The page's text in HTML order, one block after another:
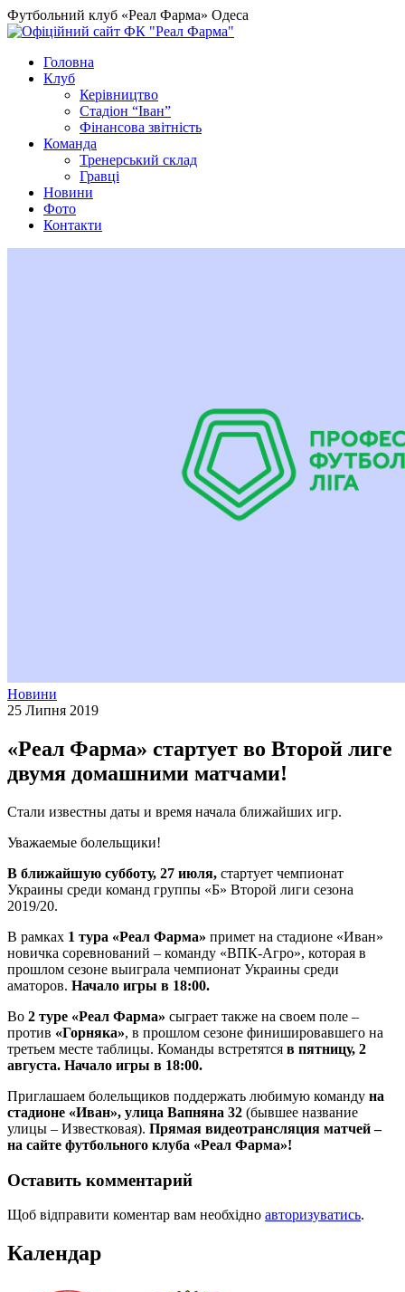
Футбольний клуб «Реал Фарма» Одеса
Головна
Клуб
Керівництво
Стадіон “Іван”
Фінансова звітність
Команда
Тренерський склад
Гравці
Новини
Фото
Контакти
Новини
25 Липня 2019
«Реал Фарма» стартует во Второй лиге
двумя домашними матчами!
Стали известны даты и время начала ближайших игр.
Уважаемые болельщики!
В ближайшую субботу, 27 июля, стартует чемпионат
Украины среди команд группы «Б» Второй лиги сезона
2019/20.
В рамках 1 тура «Реал Фарма» примет на стадионе «Иван»
новичка соревнований – команду «ВПК-Агро», которая в
прошлом сезоне выиграла чемпионат Украины среди
аматоров. Начало игры в 18:00.
Во 2 туре «Реал Фарма» сыграет также на своем поле –
против «Горняка», в прошлом сезоне финишировавшего на
третьем месте таблицы. Команды встретятся в пятницу, 2
августа. Начало игры в 18:00.
Приглашаем болельщиков поддержать любимую команду на
стадионе «Иван», улица Вапняна 32 (бывшее название
улицы – Известковая). Прямая видеотрансляция матчей –
на сайте футбольного клуба «Реал Фарма»!
Оставить комментарий
Щоб відправити коментар вам необхідно авторизуватись.
Календар